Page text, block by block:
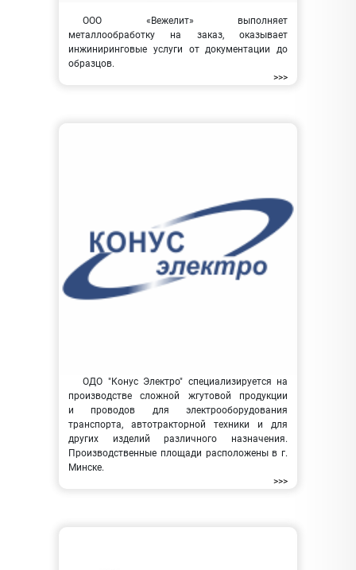
ООО «Вежелит» выполняет
металлообработку на заказ, оказывает
инжиниринговые услуги от документации до
образцов.
>>>
ОДО "Конус Электро" специализируется на
производстве сложной жгутовой продукции
и проводов для электрооборудования
транспорта, автотракторной техники и для
других изделий различного назначения.
Производственные площади расположены в г.
Минске.
>>>